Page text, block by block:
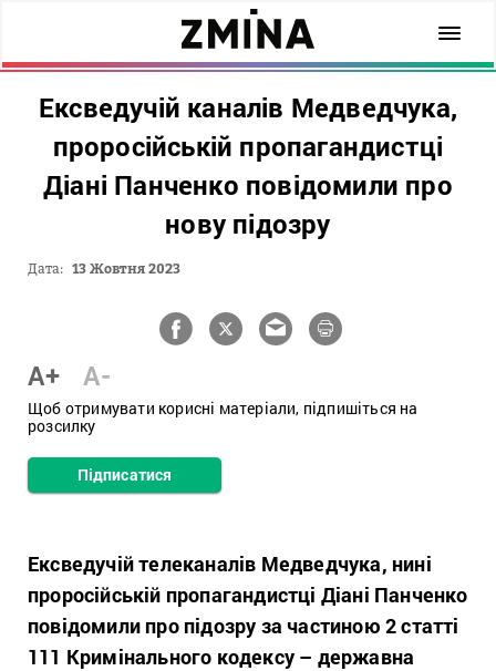
Ексведучій каналів Медведчука,
проросійській пропагандистці
Діані Панченко повідомили про
нову підозру
Дата: 13 Жовтня 2023
A+ A-
Щоб отримувати корисні матеріали, підпишіться на
розсилку
Підписатися
Ексведучій телеканалів Медведчука, нині
проросійській пропагандистці Діані Панченко
повідомили про підозру за частиною 2 статті
111 Кримінального кодексу – державна